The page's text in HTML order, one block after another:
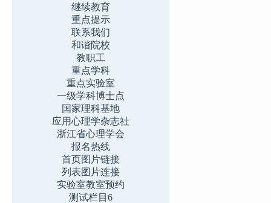
继续教育
重点提示
联系我们
和谐院校
教职工
重点学科
重点实验室
一级学科博士点
国家理科基地
应用心理学杂志社
浙江省心理学会
报名热线
首页图片链接
列表图片连接
实验室教室预约
测试栏目6